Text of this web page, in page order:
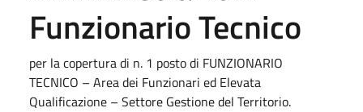
Funzionario Tecnico
per la copertura di n. 1 posto di FUNZIONARIO
TECNICO – Area dei Funzionari ed Elevata
Qualificazione – Settore Gestione del Territorio.